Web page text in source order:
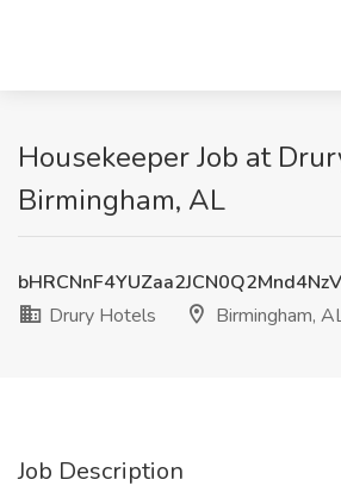
Housekeeper Job at
Birmingham, AL
Drury Hotels
Birmingham,
Job Description